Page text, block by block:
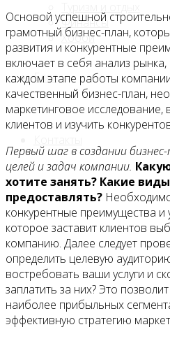
Финансы
Хобби
Блог
Основой успешной
грамотный бизнес-план,
развития и конкурентные
включает в себя анализ
каждом этапе работы
качественный бизнес-план,
маркетинговое исследование,
клиентов и изучить
Первый шаг в создании
целей и задач компании.
хотите занять? Какие
предоставлять?
конкурентные преимущества
которое заставит клиентов
компанию. Далее следует
определить целевую
востребовать ваши услуги и
заплатить за них? Это
наиболее прибыльных
эффективную стратегию